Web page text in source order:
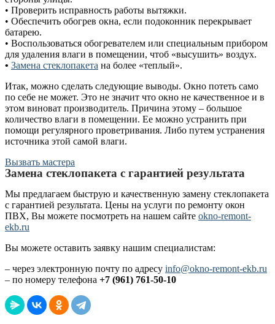
• Проверить исправность работы вытяжки.
• Обеспечить обогрев окна, если подоконник перекрывает
батарею.
• Воспользоваться обогревателем или специальным прибором
для удаления влаги в помещении, чтоб «высушить» воздух.
• Замена стеклопакета на более «теплый».
Итак, можно сделать следующие выводы. Окно потеть само
по себе не может. Это не значит что окно не качественное и в
этом виноват производитель. Причина этому – большое
количество влаги в помещении. Ее можно устранить при
помощи регулярного проветривания. Либо путем устранения
источника этой самой влаги.
Вызвать мастера
Замена стеклопакета с гарантией результата
Мы предлагаем быструю и качественную замену стеклопакета
с гарантией результата. Цены на услуги по ремонту окон
ПВХ, Вы можете посмотреть на нашем сайте okno-remont-
ekb.ru
Вы можете оставить заявку нашим специалистам:
– через электронную почту по адресу info@okno-remont-ekb.ru
– по номеру телефона +7 (961) 761-50-10